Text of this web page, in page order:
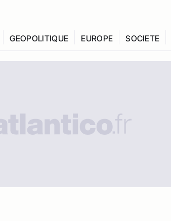
GEOPOLITIQUE EUROPE SOCIETE